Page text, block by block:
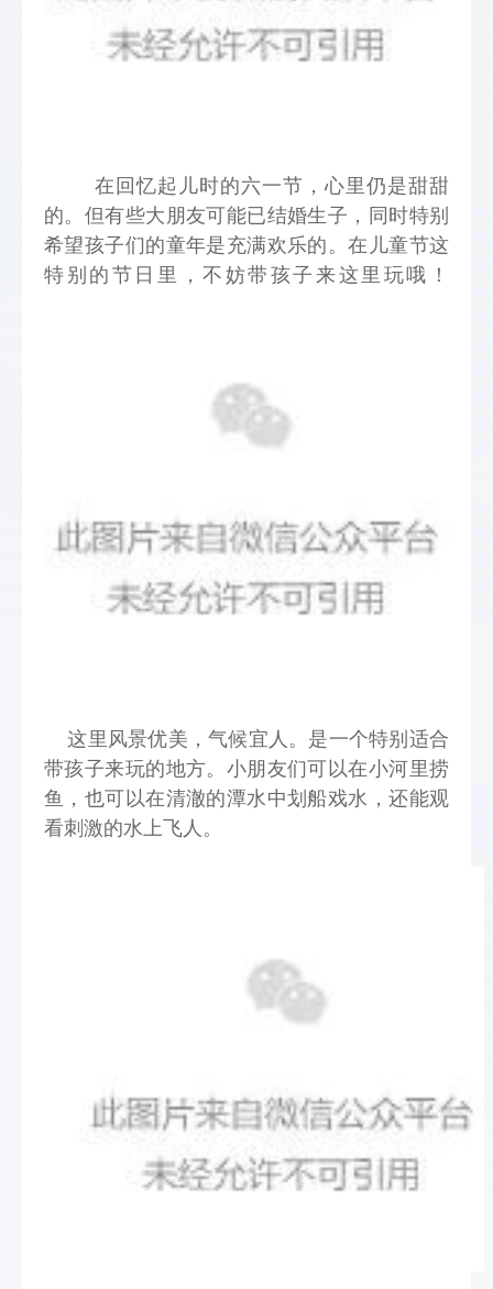
在回忆起儿时的六一节，心里仍是甜甜
的。但有些大朋友可能已结婚生子，同时特别
希望孩子们的童年是充满欢乐的。在儿童节这
特别的节日里，不妨带孩子来这里玩哦！
这里风景优美，气候宜人。是一个特别适合
带孩子来玩的地方。小朋友们可以在小河里捞
鱼，也可以在清澈的潭水中划船戏水，还能观
看刺激的水上飞人。